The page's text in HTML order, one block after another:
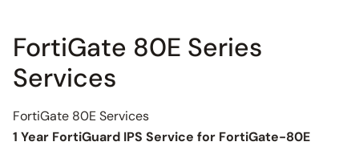
FortiGate 80E Series
Services
FortiGate 80E Services
1 Year FortiGuard IPS Service for FortiGate-80E